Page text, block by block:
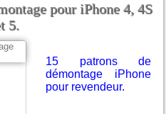
pour iPhone 4, 4S
5.
15 patrons de
démontage iPhone
pour revendeur.